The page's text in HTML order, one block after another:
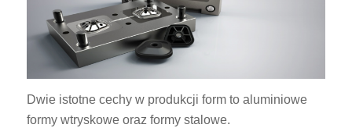
Dwie istotne cechy w produkcji form to aluminiowe
formy wtryskowe oraz formy stalowe.